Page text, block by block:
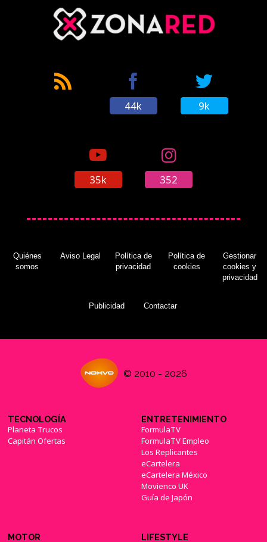
44k 9k
35k 352
Quiénes
somos
Aviso Legal
Política de
privacidad
Política de
cookies
Gestionar
cookies y
privacidad
Publicidad Contactar
© 2010 - 2026
TECNOLOGÍA
Planeta Trucos
Capitán Ofertas
ENTRETENIMIENTO
FormulaTV
FormulaTV Empleo
Los Replicantes
eCartelera
eCartelera México
Movienco UK
Guía de Japón
MOTOR LIFESTYLE